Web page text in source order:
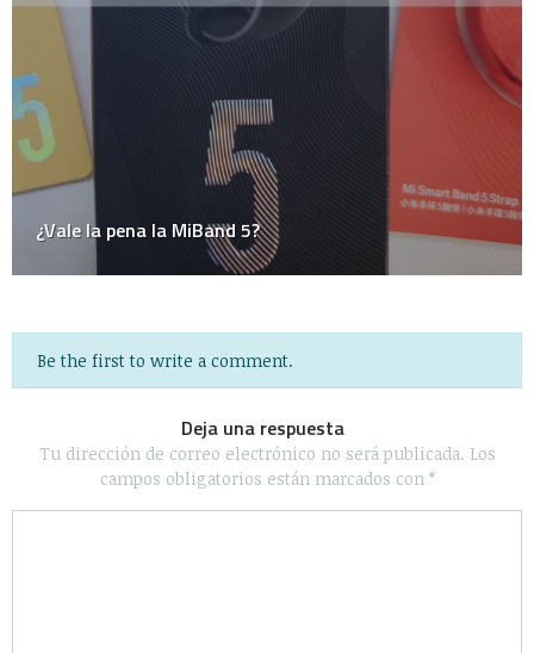
Be the first to write a comment.
Deja una respuesta
Tu dirección de correo electrónico no será publicada. Los
campos obligatorios están marcados con *